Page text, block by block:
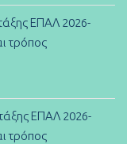
ΕΠΑΛ 2026-
τρόπος
ΕΠΑΛ 2026-
τρόπος